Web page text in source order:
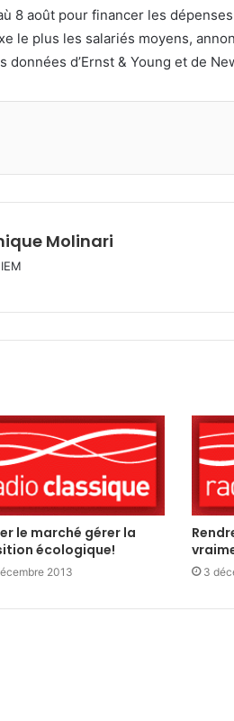
8 août pour financer les
le plus les salariés moyens,
d’Ernst & Young et de
Molinari
le marché gérer la
écologique!
2013 3